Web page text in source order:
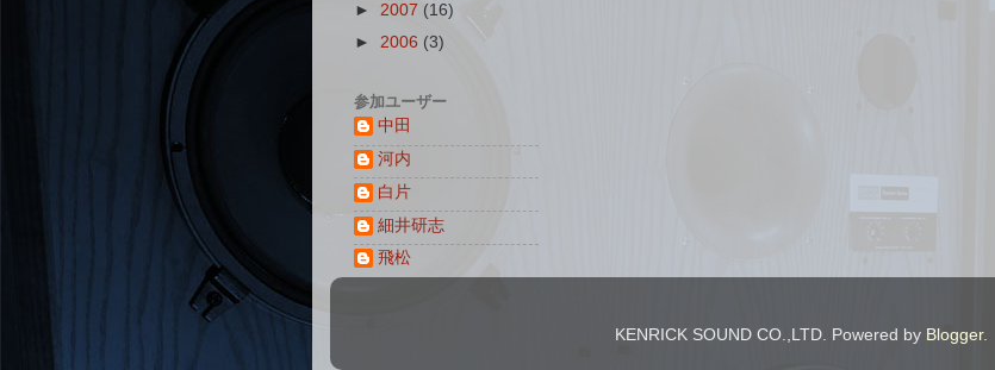
► 2007 (16)
► 2006 (3)
参加ユーザー
中田
河内
白片
細井研志
飛松
KENRICK SOUND CO.,LTD. Powered by Blogger.